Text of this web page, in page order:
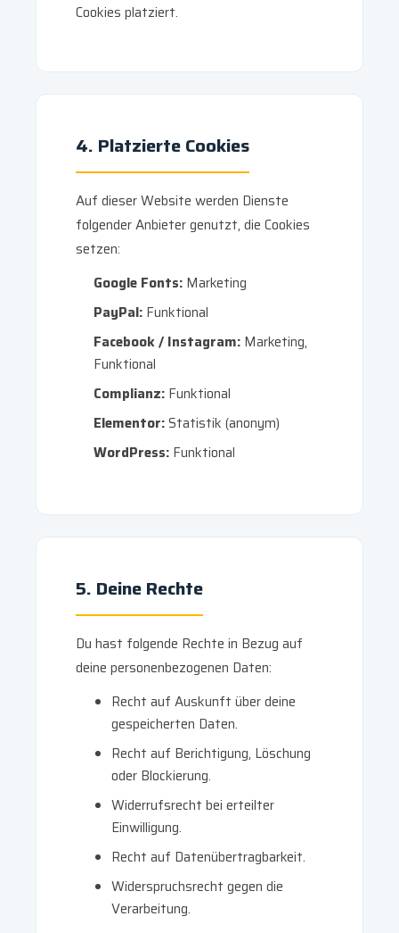
Cookies platziert.
4. Platzierte Cookies
Auf dieser Website werden Dienste
folgender Anbieter genutzt, die Cookies
setzen:
Google Fonts: Marketing
PayPal: Funktional
Facebook / Instagram: Marketing,
Funktional
Complianz: Funktional
Elementor:Statistik (anonym)
WordPress: Funktional
5. Deine Rechte
Du hast folgende Rechte in Bezug auf
deine personenbezogenen Daten:
Recht auf Auskunft über deine
gespeicherten Daten.
Recht auf Berichtigung, Löschung
oder Blockierung.
Widerrufsrecht bei erteilter
Einwilligung.
Recht auf Datenübertragbarkeit.
Widerspruchsrecht gegen die
Verarbeitung.